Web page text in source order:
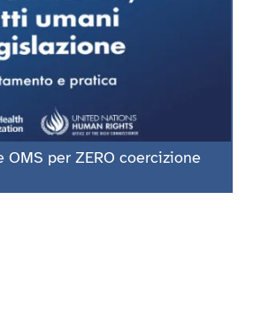
OMS per ZERO coercizione